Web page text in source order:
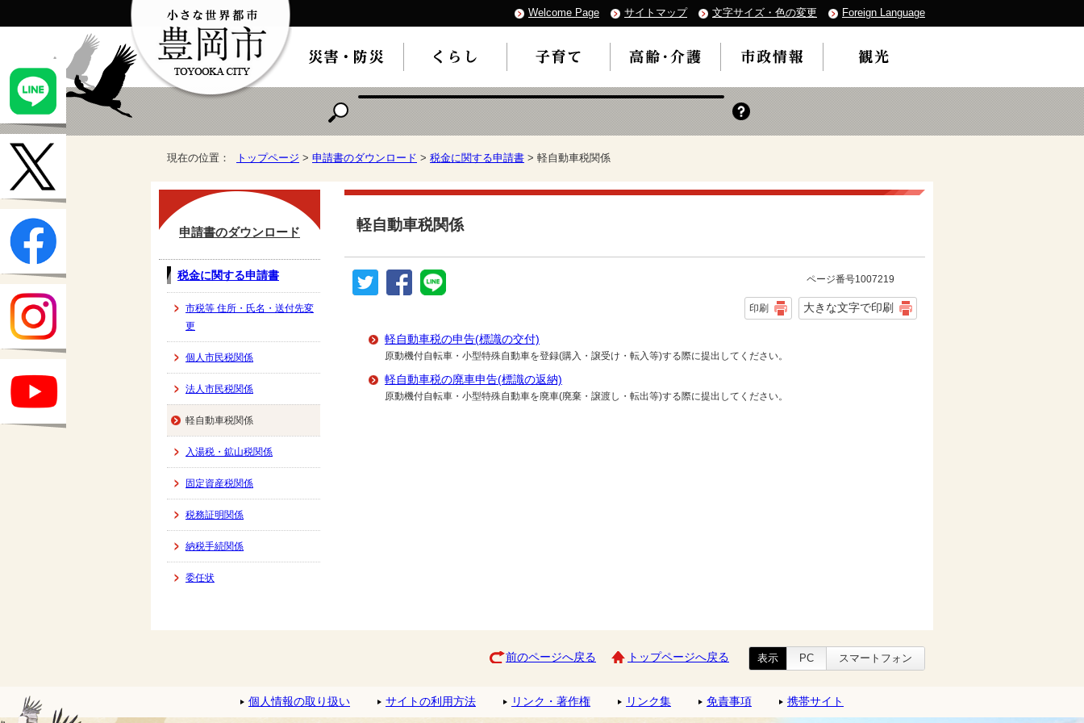
Welcome Page サイトマップ 文字サイズ・色の変更 Foreign Language
現在の位置： トップページ > 申請書のダウンロード > 税金に関する申請書 > 軽自動車税関係
軽自動車税関係
ページ番号1007219
印刷 大きな文字で印刷
軽自動車税の申告(標識の交付)
原動機付自転車・小型特殊自動車を登録(購入・譲受け・転入等)する際に提出してください。
軽自動車税の廃車申告(標識の返納)
原動機付自転車・小型特殊自動車を廃車(廃棄・譲渡し・転出等)する際に提出してください。
申請書のダウンロード
税金に関する申請書
市税等 住所・氏名・送付先変
更
個人市民税関係
法人市民税関係
軽自動車税関係
入湯税・鉱山税関係
固定資産税関係
税務証明関係
納税手続関係
委任状
前のページへ戻る トップページへ戻る 表示 PC スマートフォン
個人情報の取り扱い サイトの利用方法 リンク・著作権 リンク集 免責事項 携帯サイト